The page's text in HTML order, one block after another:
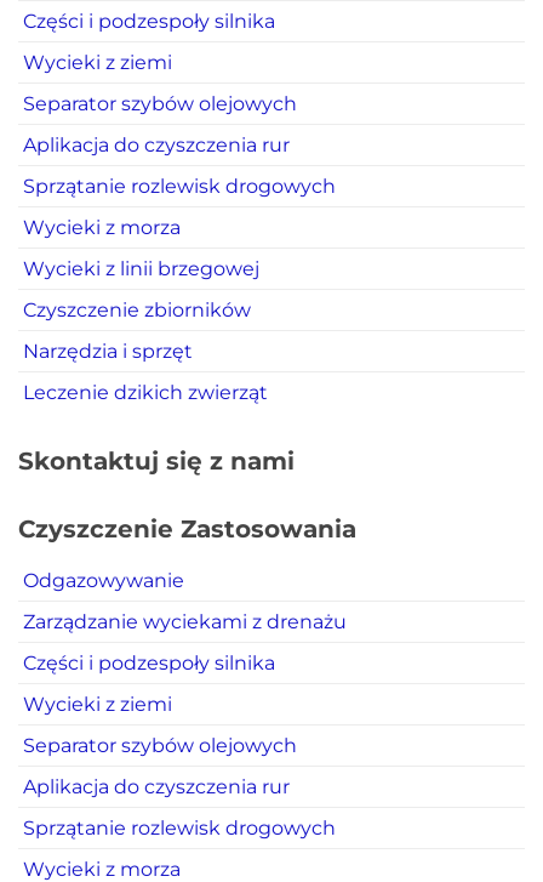
Części i podzespoły silnika
Wycieki z ziemi
Separator szybów olejowych
Aplikacja do czyszczenia rur
Sprzątanie rozlewisk drogowych
Wycieki z morza
Wycieki z linii brzegowej
Czyszczenie zbiorników
Narzędzia i sprzęt
Leczenie dzikich zwierząt
Skontaktuj się z nami
Czyszczenie Zastosowania
Odgazowywanie
Zarządzanie wyciekami z drenażu
Części i podzespoły silnika
Wycieki z ziemi
Separator szybów olejowych
Aplikacja do czyszczenia rur
Sprzątanie rozlewisk drogowych
Wycieki z morza